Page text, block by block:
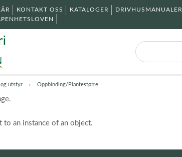
KONTAKT OSS KATALOGER DRIVHUSMANUALER
og utstyr Oppbinding/Plantestøtte
to an instance of an object.